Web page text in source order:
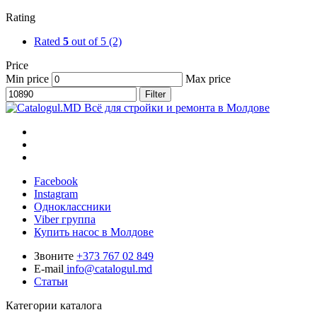
Rating
Rated 5 out of 5 (2)
Price
Min price
Max price
Filter
Всё для стройки и ремонта в Молдове
Facebook
Instagram
Одноклассники
Viber группа
Купить насос в Молдове
Звоните +373 767 02 849
E-mail info@catalogul.md
Статьи
Категории каталога